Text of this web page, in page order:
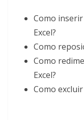
Como inserir
Excel?
Como
Como
Excel?
Como excluir